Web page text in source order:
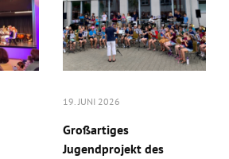
19. JUNI 2026
Großartiges
Jugendprojekt des